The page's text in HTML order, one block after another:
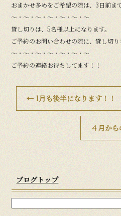
おまかせ多めをご希望の際は、3日前ま
〜・〜・〜・〜・〜・〜・〜
貸し切りは、5名様以上になります。
ご予約のお問い合わせの際に、貸し切り
〜・〜・〜・〜・〜・〜・〜
ご予約の連絡お待ちしてます！！
← 1月も後半になります！！
４月か
ブログトップ